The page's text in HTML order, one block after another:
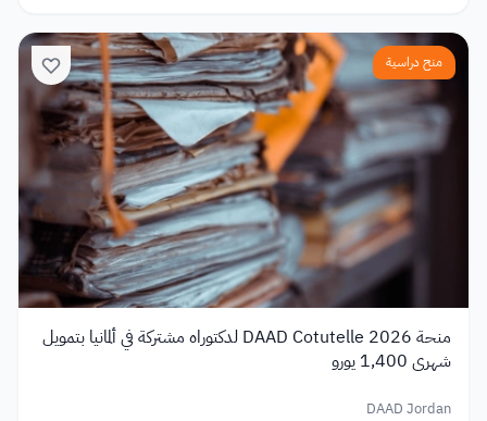
منح دراسية
منحة DAAD Cotutelle 2026 لدكتوراه مشتركة في ألمانيا بتمويل
شهري 1,400 يورو
DAAD Jordan